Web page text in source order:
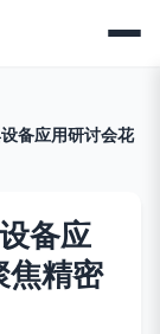
备应用研讨会花
备应
精密